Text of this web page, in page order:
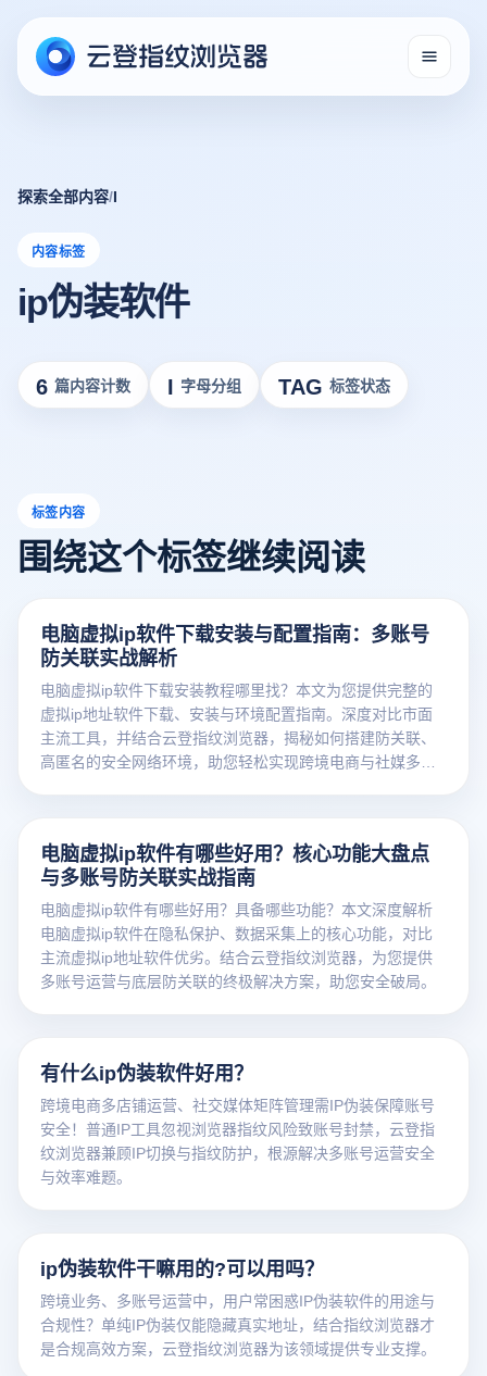
探索全部内容/I
内容标签
ip伪装软件
6 篇内容计数 I 字母分组 TAG 标签状态
标签内容
围绕这个标签继续阅读
电脑虚拟ip软件下载安装与配置指南：多账号
防关联实战解析
电脑虚拟ip软件下载安装教程哪里找？本文为您提供完整的
虚拟ip地址软件下载、安装与环境配置指南。深度对比市面
主流工具，并结合云登指纹浏览器，揭秘如何搭建防关联、
高匿名的安全网络环境，助您轻松实现跨境电商与社媒多账
电脑虚拟ip软件有哪些好用？核心功能大盘点
与多账号防关联实战指南
电脑虚拟ip软件有哪些好用？具备哪些功能？本文深度解析
电脑虚拟ip软件在隐私保护、数据采集上的核心功能，对比
主流虚拟ip地址软件优劣。结合云登指纹浏览器，为您提供
多账号运营与底层防关联的终极解决方案，助您安全破局。
有什么ip伪装软件好用？
跨境电商多店铺运营、社交媒体矩阵管理需IP伪装保障账号
安全！普通IP工具忽视浏览器指纹风险致账号封禁，云登指
纹浏览器兼顾IP切换与指纹防护，根源解决多账号运营安全
与效率难题。
ip伪装软件干嘛用的?可以用吗？
跨境业务、多账号运营中，用户常困惑IP伪装软件的用途与
合规性？单纯IP伪装仅能隐藏真实地址，结合指纹浏览器才
是合规高效方案，云登指纹浏览器为该领域提供专业支撑。